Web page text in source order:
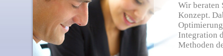
Wir beraten
Konzept.
Integration
Methoden